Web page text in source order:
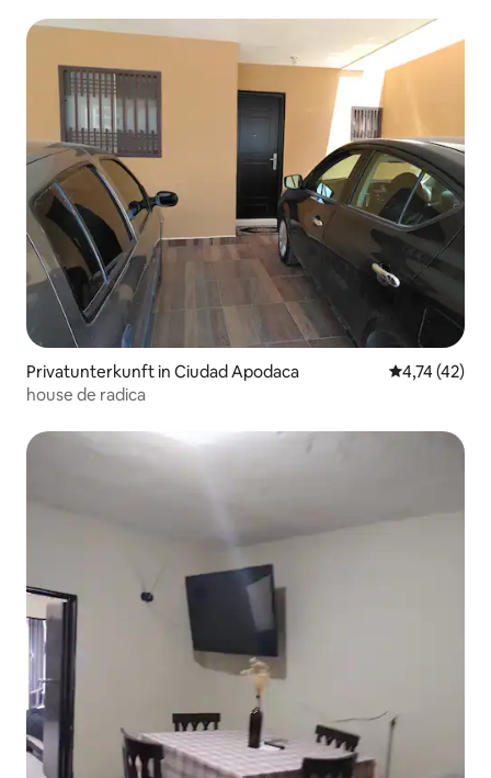
Privatunterkunft in Ciudad Apodaca
4,74 (42)
house de radica